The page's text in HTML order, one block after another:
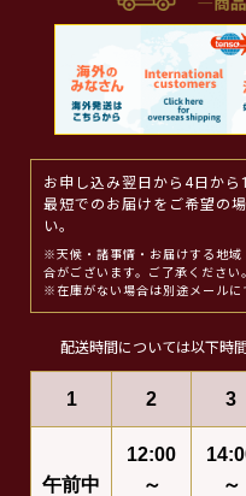
お申し込み翌日から4日から
最短でのお届けをご希望の場
い。
※天候・諸事情・お届けする地域
合がございます。ご了承ください
※在庫がない場合は別途メールに
配送時間については以下時
1 2 3
午前中
12:00
～
～